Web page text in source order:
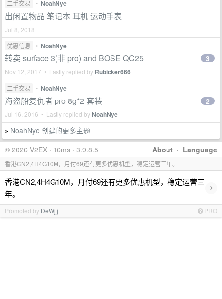
二手交易 • NoahNye
出闲置物品 笔记本 耳机 运动手表
Jul 8, 2018
优惠信息
• NoahNye
转卖 surface 3(非 pro) and BOSE QC25
Nov 12, 2017 • Lastly replied by Rubicker666
3
二手交易 • NoahNye
海盗船复仇者 pro 8g*2 套装
Jul 16, 2016 • Lastly replied byNoahNye
2
» NoahNye 创建的更多主题
About · Language
© 2026 V2EX · 16ms · 3.9.8.5
香港CN2,4H4G10M，月付69还有更多优惠机型，稳定运营三年。
香港CN2,4H4G10M，月付69还有更多优惠机型，稳定运营三
年。
›
Promoted by DeWjjj PRO